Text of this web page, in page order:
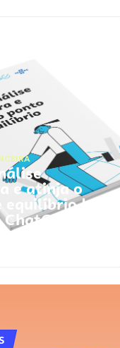
e atinja o
equilíbrio |